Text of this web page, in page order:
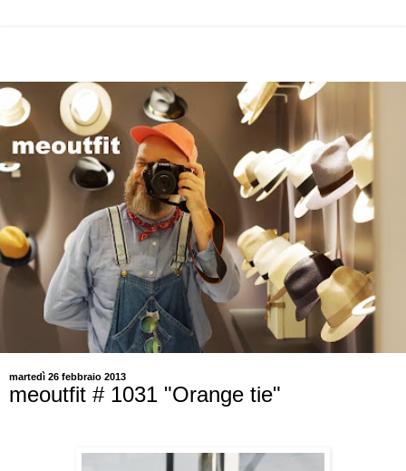
martedì 26 febbraio 2013
meoutfit # 1031 "Orange tie"